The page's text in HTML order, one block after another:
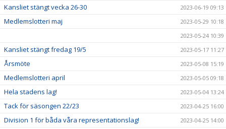
Kansliet stängt vecka 26-30 2023-06-19 09:13
Medlemslotteri maj
2023-05-29 10:18
2023-05-24 10:39
Kansliet stängt fredag 19/5 2023-05-17 11:27
Årsmöte 2023-05-08 15:19
Medlemslotteri april 2023-05-05 09:18
Hela stadens lag! 2023-05-04 13:24
Tack för säsongen 22/23 2023-04-25 16:00
Division 1 för båda våra representationslag! 2023-04-25 14:00